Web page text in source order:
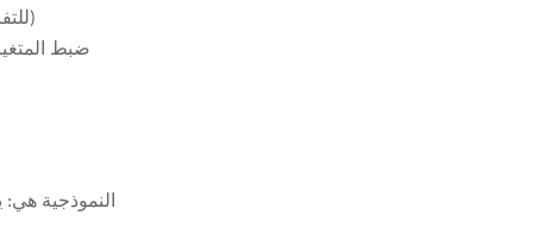
يتضمن NBT رش وخلط ISO واحد مع مجموعتين أو 3 مجموعات من مواد POLY للتفاعل وإنتاج رغوة البولي يوريثان. (تتطلب المعدات محول تردد)